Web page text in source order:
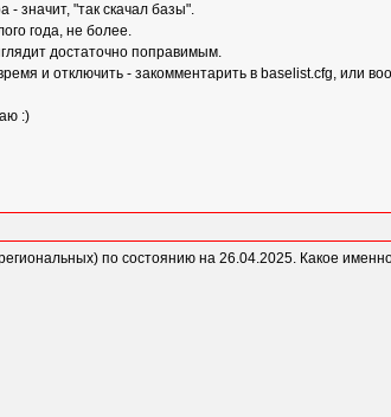
- значит, "так скачал базы".
года, не более.
достаточно поправимым.
и отключить - закомментарить в baselist.cfg, или
:)
по состоянию на 26.04.2025. Какое